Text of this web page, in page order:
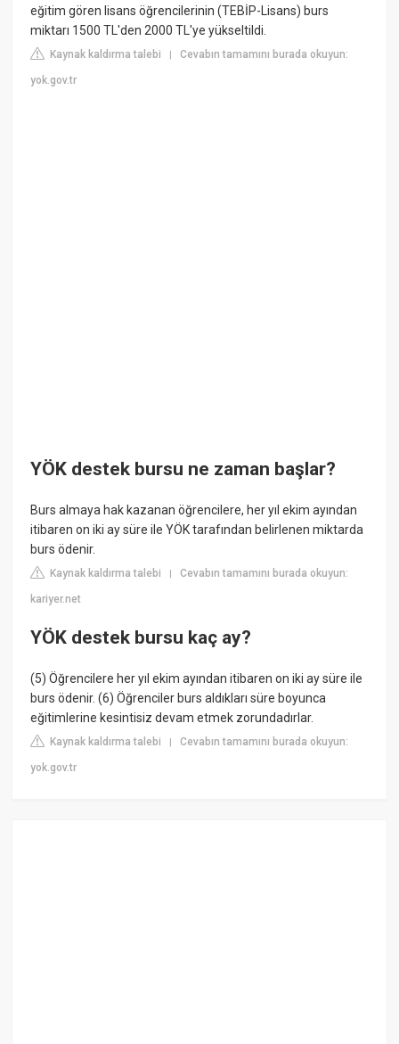
eğitim gören lisans öğrencilerinin (TEBİP-Lisans) burs
miktarı 1500 TL'den 2000 TL'ye yükseltildi.
Kaynak kaldırma talebi |Cevabın tamamını burada okuyun:
yok.gov.tr
YÖK destek bursu ne zaman başlar?
Burs almaya hak kazanan öğrencilere, her yıl ekim ayından
itibaren on iki ay süre ile YÖK tarafından belirlenen miktarda
burs ödenir.
Kaynak kaldırma talebi |Cevabın tamamını burada okuyun:
kariyer.net
YÖK destek bursu kaç ay?
(5) Öğrencilere her yıl ekim ayından itibaren on iki ay süre ile
burs ödenir. (6) Öğrenciler burs aldıkları süre boyunca
eğitimlerine kesintisiz devam etmek zorundadırlar.
Kaynak kaldırma talebi |Cevabın tamamını burada okuyun:
yok.gov.tr